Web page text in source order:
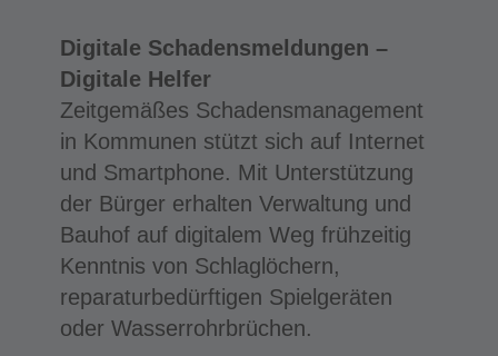
Digitale Schadensmeldungen –
Digitale Helfer
Zeitgemäßes Schadensmanagement
in Kommunen stützt sich auf Internet
und Smartphone. Mit Unterstützung
der Bürger erhalten Verwaltung und
Bauhof auf digitalem Weg frühzeitig
Kenntnis von Schlaglöchern,
reparaturbedürftigen Spielgeräten
oder Wasserrohrbrüchen.